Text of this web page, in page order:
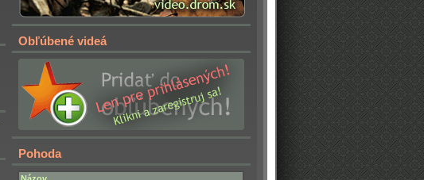
Obľúbené videá
Pohoda